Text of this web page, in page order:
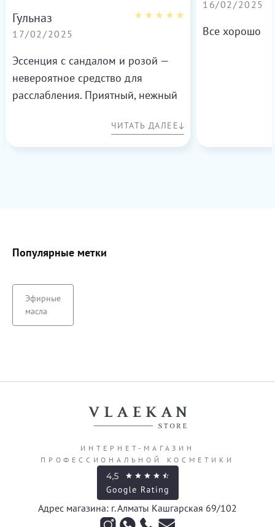
Гульназ
17/02/2025
Эссенция с сандалом и розой —
невероятное средство для
расслабления. Приятный, нежный
улучшить настроение.ЧИТАТЬ ДАЛЕЕ
16/02/2025
Все хорошо
Популярные метки
Эфирные
масла
ИНТЕРНЕТ-МАГАЗИН
ПРОФЕССИОНАЛЬНОЙ КОСМЕТИКИ
Адрес магазина: г. Алматы Кашгарская 69/102